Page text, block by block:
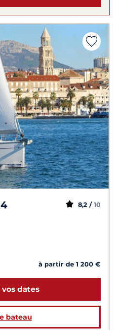
8,2 / 10
à partir de 1 200 €
dates
bateau